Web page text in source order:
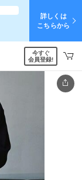
詳しくは
こちらから
今すぐ
会員登録!